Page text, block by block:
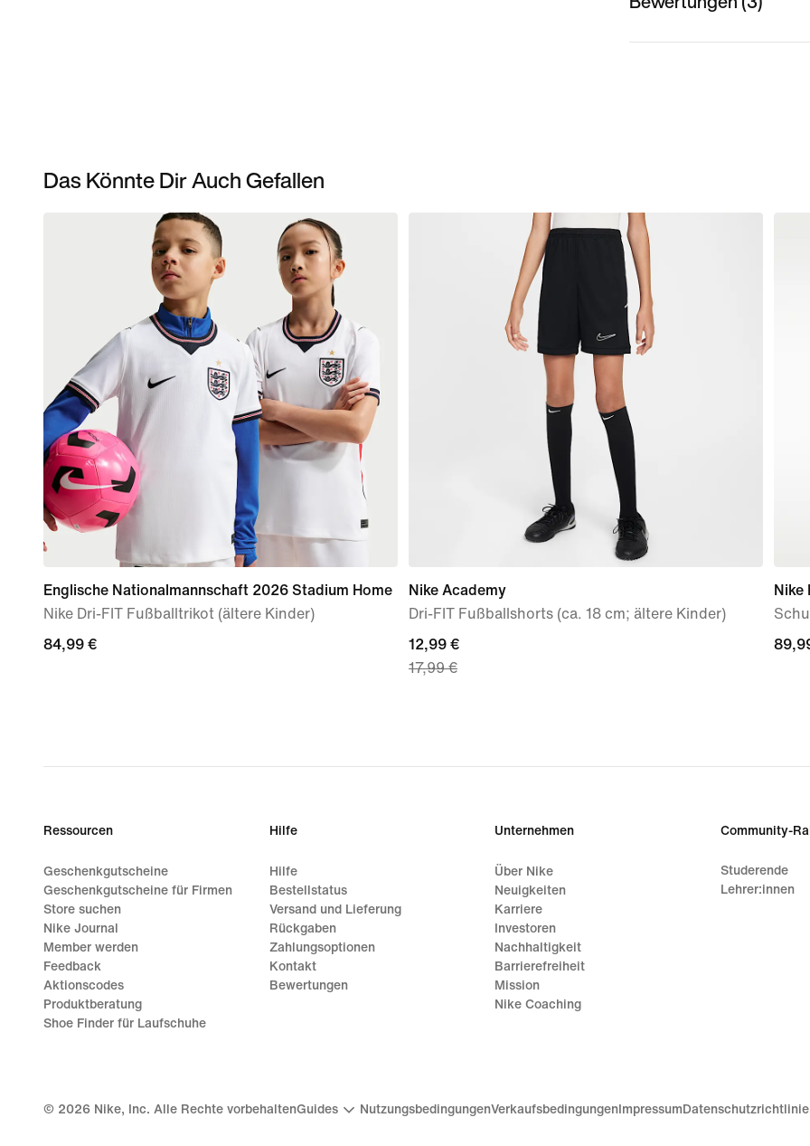
Das Könnte Dir Auch Gefallen
Englische Nationalmannschaft 2026 Stadium Home
Nike Dri-FIT Fußballtrikot (ältere Kinder)
84,99 €
84,99 €
Nike Academy
Dri-FIT Fußballshorts (ca. 18 cm; ältere Kinder)
current
price
17,99 €
12,99 €
17,99 €
Nike
Ressourcen
Geschenkgutscheine
Geschenkgutscheine für Firmen
Store suchen
Nike Journal
Member werden
Feedback
Aktionscodes
Produktberatung
Shoe Finder für Laufschuhe
Hilfe
Hilfe
Bestellstatus
Versand und Lieferung
Rückgaben
Zahlungsoptionen
Kontakt
Bewertungen
Unternehmen
Über Nike
Neuigkeiten
Karriere
Investoren
Nachhaltigkeit
Barrierefreiheit
Mission
Nike Coaching
Community-
Studerende
Lehrer:innen
© 2026 Nike, Inc. Alle Rechte vorbehaltenGuides NutzungsbedingungenVerkaufsbedingungen Impressum